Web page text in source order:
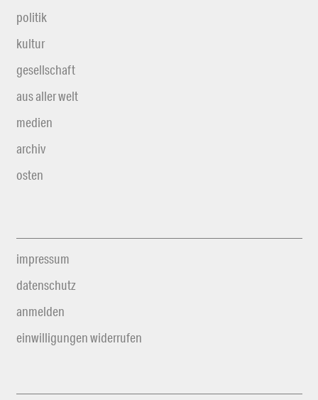
politik
kultur
gesellschaft
aus aller welt
medien
archiv
osten
impressum
datenschutz
anmelden
einwilligungen widerrufen